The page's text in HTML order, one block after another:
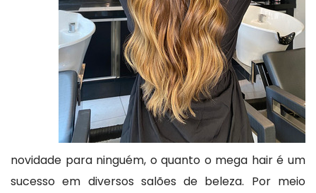
novidade para ninguém, o quanto o mega hair é um
sucesso em diversos salões de beleza. Por meio